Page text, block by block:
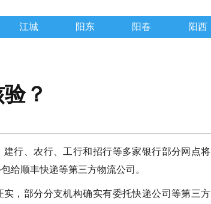
江城 阳东 阳春 阳西
？
行、农行、工行和招行等多家银行部分网点将
给顺丰快递等第三方物流公司。
实，部分分支机构确实有委托快递公司等第三方